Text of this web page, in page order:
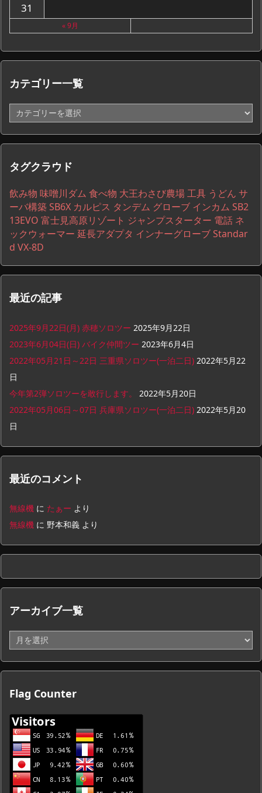
31
« 9月
カテゴリー一覧
カ
テ
ゴ
リ
一
タグクラウド
飲み物 味噌川ダム 食べ物 大王わさび農場工具 うどん サ
ーバ構築SB6X カルピス タンデム グローブ インカム SB2
13EVO 富士見高原リゾート ジャンプスターター 電話 ネ
ックウォーマー 延長アダプタ インナーグローブStandar
d VX-8D
最近の記事
2025年9月22日(月) 赤穂ソロツー 2025年9月22日
2023年6月04日(日) バイク仲間ツー 2023年6月4日
2022年05月21日～22日 三重県ソロツー(一泊二日) 2022年5月22
日
今年第2弾ソロツーを敢行します。
2022年5月20日
2022年05月06日～07日 兵庫県ソロツー(一泊二日) 2022年5月20
日
最近のコメント
無線機 に たぁー より
無線機 に 野本和義 より
アーカイブ一覧
ー
カ
イ
一
Flag Counter